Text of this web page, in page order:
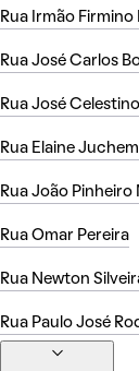
Rua Irmão Firmino
Rua José Carlos
Rua José
Rua Elaine
Rua João
Rua Omar Pereira
Rua Newton
Rua Paulo José